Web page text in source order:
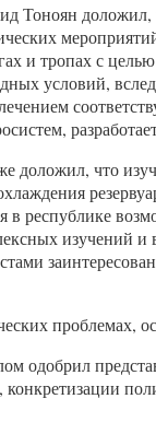
Тоноян
и тропах с
условий,
доложил, что
республике
изучений
одобрил